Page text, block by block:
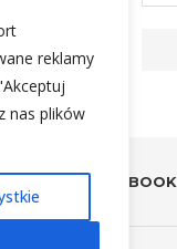
reklamy
nas plików
FACEBOOK